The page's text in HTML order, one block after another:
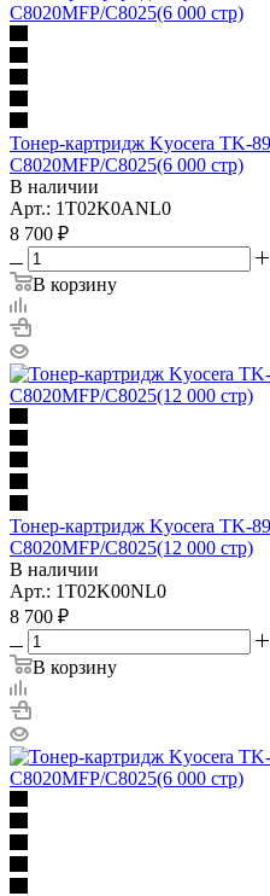
Тонер-картридж Kyocera TK-
C8020MFP/C8025(6 000 стр)
В наличии
Арт.: 1T02K0ANL0
8 700 ₽
В корзину
Тонер-картридж Kyocera TK-
C8020MFP/C8025(12 000 стр)
В наличии
Арт.: 1T02K00NL0
8 700 ₽
В корзину